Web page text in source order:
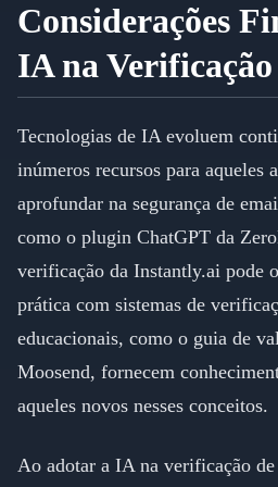
Considerações
IA na
Tecnologias de IA evoluem
inúmeros recursos para aqueles
aprofundar na segurança de
como o plugin ChatGPT da
verificação da Instantly.ai pode
prática com sistemas de
educacionais, como o guia de
Moosend, fornecem
aqueles novos nesses conceitos.
Ao adotar a IA na verificação